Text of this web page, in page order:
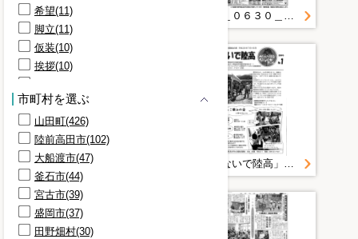
希望(11)
脚立(11)
仮装(10)
挨拶(10)
創造(9)
協働(9)
参加(9)
取材(9)
地価(9)
扉(9)
説明会(9)
談話(9)
市町村を選ぶ
山田町(426)
陸前高田市(102)
大船渡市(47)
釜石市(44)
宮古市(39)
盛岡市(37)
田野畑村(30)
２０１１＿０６３０＿３２＿給食なく栄養に懸念 避難所や「仮設」生活 体調管理不安も
広報「つないで陸高」＿第１号